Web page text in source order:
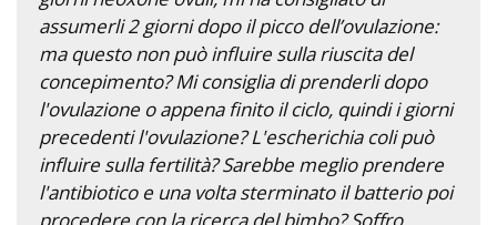
assumerli 2 giorni dopo il picco dell’ovulazione:
ma questo non può influire sulla riuscita del
concepimento? Mi consiglia di prenderli dopo
l'ovulazione o appena finito il ciclo, quindi i giorni
precedenti l'ovulazione? L'escherichia coli può
influire sulla fertilità? Sarebbe meglio prendere
l'antibiotico e una volta sterminato il batterio poi